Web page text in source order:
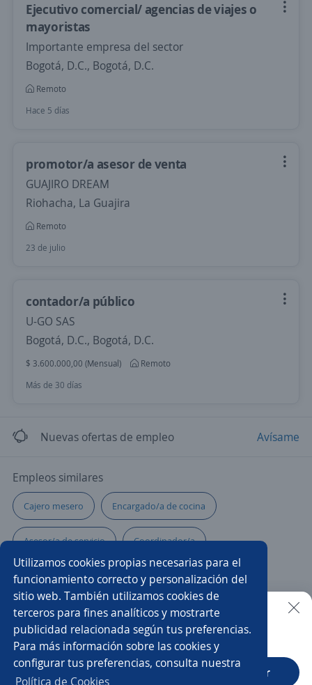
Utilizamos cookies propias necesarias para el
funcionamiento correcto y personalización del
sitio web. También utilizamos cookies de
terceros para fines analíticos y mostrarte
publicidad relacionada según tus preferencias.
Para más información sobre las cookies y
configurar tus preferencias, consulta nuestra
Política de Cookies
Ejecutivo comercial/ agencias de viajes o
mayoristas
Importante empresa del sector
Bogotá, D.C., Bogotá, D.C.
Remoto
Hace 5 días
promotor/a asesor de venta
GUAJIRO DREAM
Riohacha, La Guajira
Remoto
23 de julio
contador/a público
U-GO SAS
Bogotá, D.C., Bogotá, D.C.
$ 3.600.000,00 (Mensual)
Remoto
Más de 30 días
Nuevas ofertas de empleo Avísame
Empleos similares
Cajero mesero Encargado/a de cocina
Asesor/a de servicio Coordinador/a
Administrador/a de restaurante Recepcionista
Higienista Gerente de operaciones
Auxiliar de panadería Ayudante de limpieza
Ayudante de lavandería
Buscar es más fácil en la app
CT App Abrir